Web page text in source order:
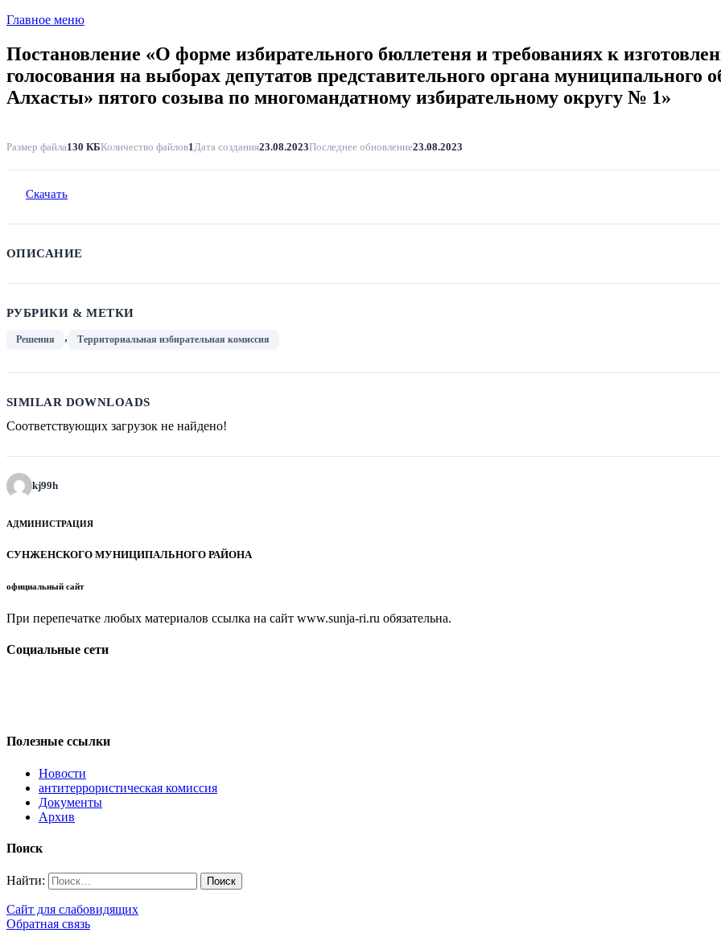
Главное меню
Постановление «О форме избирательного бюллетеня и требованиях к
голосования на выборах депутатов представительного органа муниципального
Алхасты» пятого созыва по многомандатному избирательному округу № 1»
Размер файла130 КБКоличество файлов1 Дата создания23.08.2023Последнее обновление23.08.2023
Скачать
ОПИСАНИЕ
РУБРИКИ & МЕТКИ
Решения , Территориальная избирательная комиссия
SIMILAR DOWNLOADS
Соответствующих загрузок не найдено!
kj99h
АДМИНИСТРАЦИЯ
СУНЖЕНСКОГО МУНИЦИПАЛЬНОГО РАЙОНА
официальный сайт
При перепечатке любых материалов ссылка на сайт www.sunja-ri.ru обязательна.
Социальные сети
Полезные ссылки
Новости
антитеррористическая комиссия
Документы
Архив
Поиск
Найти:
Сайт для слабовидящих
Обратная связь